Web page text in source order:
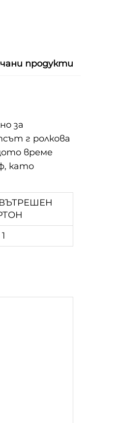
продукти
за
г ролкова
време
като
1